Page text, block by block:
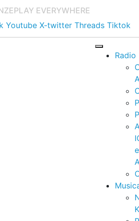
PLAY EVERYWHERE
Youtube X-twitter Threads Tiktok
Radio
e